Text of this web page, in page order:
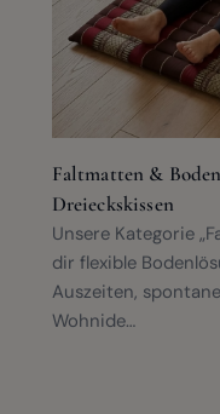
Faltmatten &
Dreieckskissen
Unsere Kategorie
dir flexible
Auszeiten,
Wohnide…